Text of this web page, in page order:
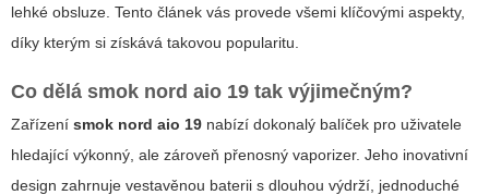
lehké obsluze. Tento článek vás provede všemi klíčovými aspekty,
díky kterým si získává takovou popularitu.
Co dělá smok nord aio 19 tak výjimečným?
Zařízení smok nord aio 19 nabízí dokonalý balíček pro uživatele
hledající výkonný, ale zároveň přenosný vaporizer. Jeho inovativní
design zahrnuje vestavěnou baterii s dlouhou výdrží, jednoduché